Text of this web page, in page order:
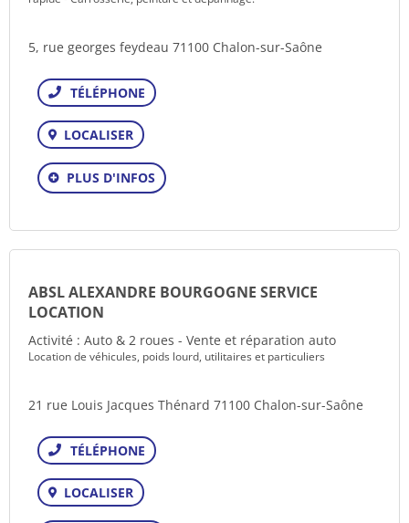
5, rue georges feydeau 71100 Chalon-sur-Saône
Téléphone
LOCALISER
PLUS D'INFOS
ABSL ALEXANDRE BOURGOGNE SERVICE
LOCATION
Activité : Auto & 2 roues - Vente et réparation auto
Location de véhicules, poids lourd, utilitaires et particuliers
21 rue Louis Jacques Thénard 71100 Chalon-sur-Saône
Téléphone
LOCALISER